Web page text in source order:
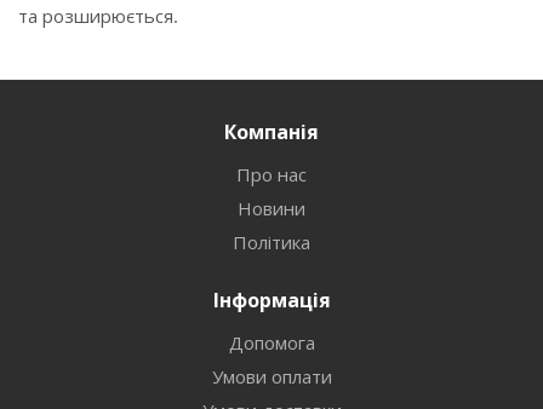
та розширюється.
Компанія
Про нас
Новини
Політика
Інформація
Допомога
Умови оплати